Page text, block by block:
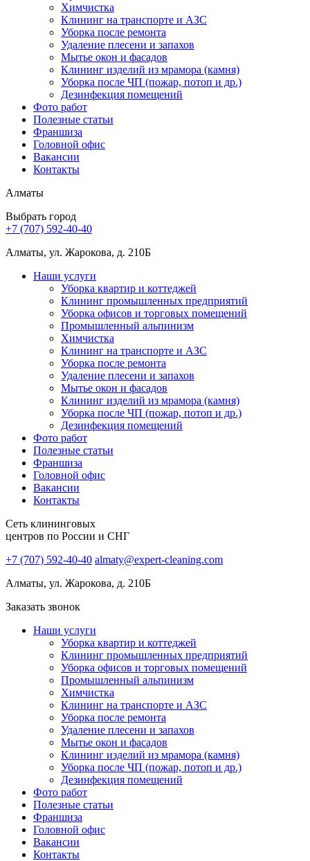
Химчистка
Клининг на транспорте и АЗС
Уборка после ремонта
Удаление плесени и запахов
Мытье окон и фасадов
Клининг изделий из мрамора (камня)
Уборка после ЧП (пожар, потоп и др.)
Дезинфекция помещений
Фото работ
Полезные статьи
Франшиза
Головной офис
Вакансии
Контакты
Алматы
Выбрать город
+7 (707) 592-40-40
Алматы, ул. Жарокова, д. 210Б
Наши услуги
Уборка квартир и коттеджей
Клининг промышленных предприятий
Уборка офисов и торговых помещений
Промышленный альпинизм
Химчистка
Клининг на транспорте и АЗС
Уборка после ремонта
Удаление плесени и запахов
Мытье окон и фасадов
Клининг изделий из мрамора (камня)
Уборка после ЧП (пожар, потоп и др.)
Дезинфекция помещений
Фото работ
Полезные статьи
Франшиза
Головной офис
Вакансии
Контакты
Сеть клининговых
центров по России и СНГ
+7 (707) 592-40-40 almaty@expert-cleaning.com
Алматы, ул. Жарокова, д. 210Б
Заказать звонок
Наши услуги
Уборка квартир и коттеджей
Клининг промышленных предприятий
Уборка офисов и торговых помещений
Промышленный альпинизм
Химчистка
Клининг на транспорте и АЗС
Уборка после ремонта
Удаление плесени и запахов
Мытье окон и фасадов
Клининг изделий из мрамора (камня)
Уборка после ЧП (пожар, потоп и др.)
Дезинфекция помещений
Фото работ
Полезные статьи
Франшиза
Головной офис
Вакансии
Контакты